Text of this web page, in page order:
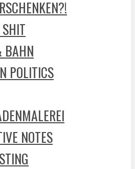
BAHN
POLITICS
NOTES